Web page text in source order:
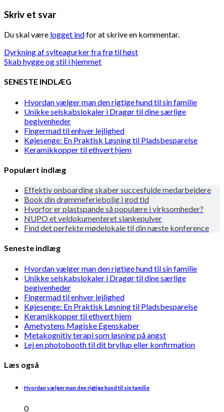
Skriv et svar
Du skal være logget indfor at skrive en kommentar.
Indlægsnavigation
Dyrkning af sylteagurker fra frø til høst
Skab hygge og stil i hjemmet
SENESTE INDLÆG
Hvordan vælger man den rigtige hund til sin familie
Unikke selskabslokaler i Dragør til dine særlige
begivenheder
Fingermad til enhver lejlighed
Køjesenge: En Praktisk Løsning til Pladsbesparelse
Keramikkopper til ethvert hjem
Populært indlæg
Effektiv onboarding skaber succesfulde medarbejdere
Book din drømmeferiebolig i god tid
Hvorfor er plastspande så populære i virksomheder?
NUPO et veldokumenteret slankepulver
Find det perfekte mødelokale til din næste konference
Seneste indlæg
Hvordan vælger man den rigtige hund til sin familie
Unikke selskabslokaler i Dragør til dine særlige
begivenheder
Fingermad til enhver lejlighed
Køjesenge: En Praktisk Løsning til Pladsbesparelse
Keramikkopper til ethvert hjem
Ametystens Magiske Egenskaber
Metakognitiv terapi som løsning på angst
Lej en photobooth til dit bryllup eller konfirmation
Læs også
Hvordan vælger man den rigtige hund til sin familie
0